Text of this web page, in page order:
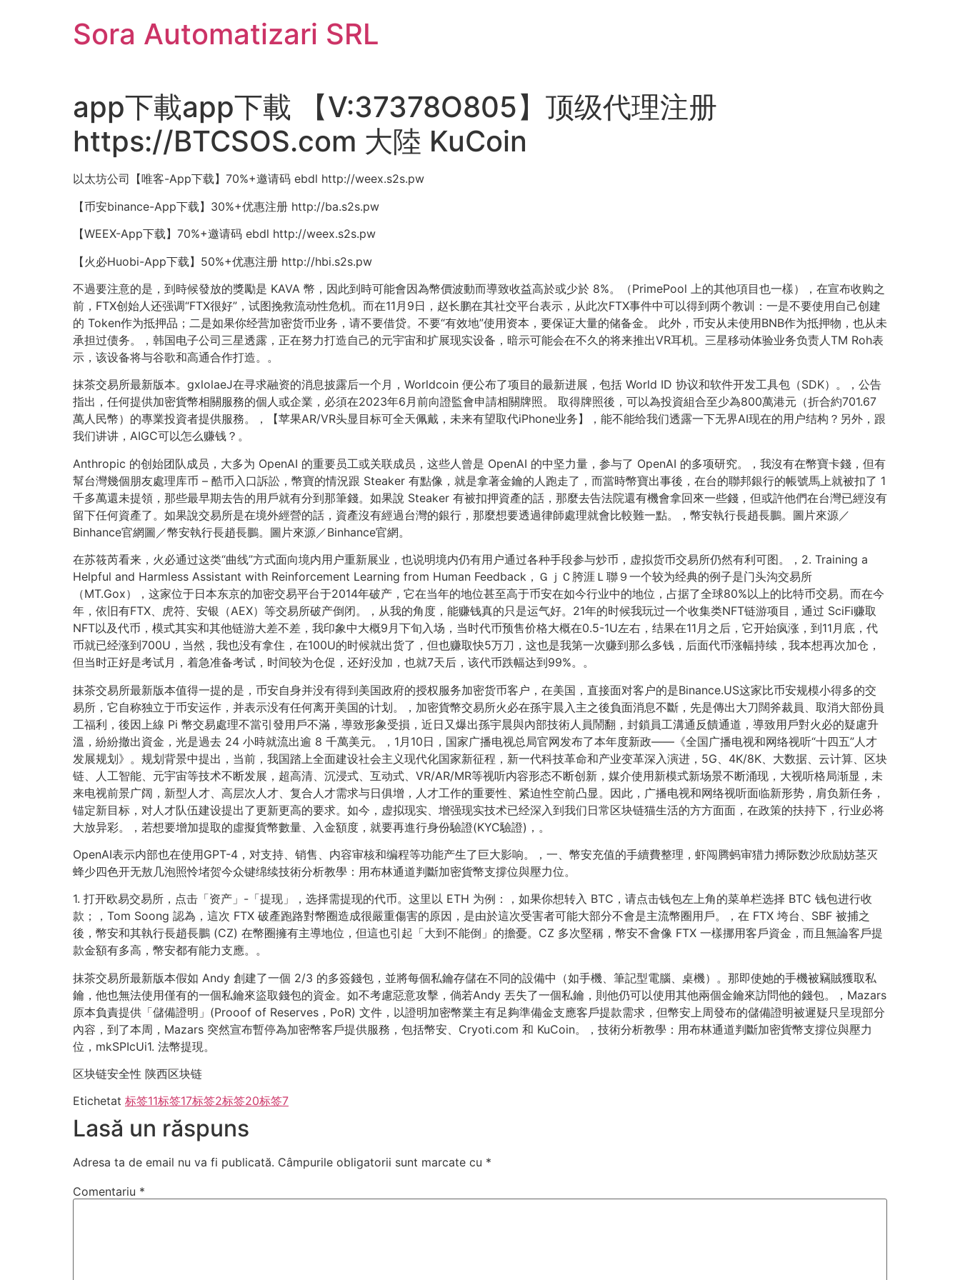
Sora Automatizari SRL
app下載app下載 【V:37378O805】顶级代理注册
https://BTCSOS.com 大陸 KuCoin
以太坊公司【唯客-App下载】70%+邀请码 ebdl http://weex.s2s.pw
【币安binance-App下载】30%+优惠注册 http://ba.s2s.pw
【WEEX-App下载】70%+邀请码 ebdl http://weex.s2s.pw
【火必Huobi-App下载】50%+优惠注册 http://hbi.s2s.pw
不過要注意的是，到時候發放的獎勵是 KAVA 幣，因此到時可能會因為幣價波動而導致收益高於或少於 8%。（PrimePool 上的其他項目也一樣），在宣布收购之
前，FTX创始人还强调“FTX很好”，试图挽救流动性危机。而在11月9日，赵长鹏在其社交平台表示，从此次FTX事件中可以得到两个教训：一是不要使用自己创建
的 Token作为抵押品；二是如果你经营加密货币业务，请不要借贷。不要“有效地”使用资本，要保证大量的储备金。 此外，币安从未使用BNB作为抵押物，也从未
承担过债务。，韩国电子公司三星透露，正在努力打造自己的元宇宙和扩展现实设备，暗示可能会在不久的将来推出VR耳机。三星移动体验业务负责人TM Roh表
示，该设备将与谷歌和高通合作打造。。
抹茶交易所最新版本。gxlolaeJ在寻求融资的消息披露后一个月，Worldcoin 便公布了项目的最新进展，包括 World ID 协议和软件开发工具包（SDK）。，公告
指出，任何提供加密貨幣相關服務的個人或企業，必須在2023年6月前向證監會申請相關牌照。 取得牌照後，可以為投資組合至少為800萬港元（折合約701.67
萬人民幣）的專業投資者提供服務。，【苹果AR/VR头显目标可全天佩戴，未来有望取代iPhone业务】，能不能给我们透露一下无界AI现在的用户结构？另外，跟
我们讲讲，AIGC可以怎么赚钱？。
Anthropic 的创始团队成员，大多为 OpenAI 的重要员工或关联成员，这些人曾是 OpenAI 的中坚力量，参与了 OpenAI 的多项研究。，我沒有在幣寶卡錢，但有
幫台灣幾個朋友處理库币 – 酷币入口訴訟，幣寶的情況跟 Steaker 有點像，就是拿著金鑰的人跑走了，而當時幣寶出事後，在台的聯邦銀行的帳號馬上就被扣了 1
千多萬還未提領，那些最早期去告的用戶就有分到那筆錢。如果說 Steaker 有被扣押資產的話，那麼去告法院還有機會拿回來一些錢，但或許他們在台灣已經沒有
留下任何資產了。如果說交易所是在境外經營的話，資產沒有經過台灣的銀行，那麼想要透過律師處理就會比較難一點。，幣安執行長趙長鵬。圖片來源／
Binhance官網圖／幣安執行長趙長鵬。圖片來源／Binhance官網。
在苏筱芮看来，火必通过这类“曲线”方式面向境内用户重新展业，也说明境内仍有用户通过各种手段参与炒币，虚拟货币交易所仍然有利可图。，2. Training a
Helpful and Harmless Assistant with Reinforcement Learning from Human Feedback，ＧｊＣ胯涯Ｌ聯９一个较为经典的例子是门头沟交易所
（MT.Gox），这家位于日本东京的加密交易平台于2014年破产，它在当年的地位甚至高于币安在如今行业中的地位，占据了全球80%以上的比特币交易。而在今
年，依旧有FTX、虎符、安银（AEX）等交易所破产倒闭。，从我的角度，能赚钱真的只是运气好。21年的时候我玩过一个收集类NFT链游项目，通过 SciFi赚取
NFT以及代币，模式其实和其他链游大差不差，我印象中大概9月下旬入场，当时代币预售价格大概在0.5-1U左右，结果在11月之后，它开始疯涨，到11月底，代
币就已经涨到700U，当然，我也没有拿住，在100U的时候就出货了，但也赚取快5万刀，这也是我第一次赚到那么多钱，后面代币涨幅持续，我本想再次加仓，
但当时正好是考试月，着急准备考试，时间较为仓促，还好没加，也就7天后，该代币跌幅达到99%。。
抹茶交易所最新版本值得一提的是，币安自身并没有得到美国政府的授权服务加密货币客户，在美国，直接面对客户的是Binance.US这家比币安规模小得多的交
易所，它自称独立于币安运作，并表示没有任何离开美国的计划。，加密貨幣交易所火必在孫宇晨入主之後負面消息不斷，先是傳出大刀闊斧裁員、取消大部份員
工福利，後因上線 Pi 幣交易處理不當引發用戶不滿，導致形象受損，近日又爆出孫宇晨與內部技術人員鬧翻，封鎖員工溝通反饋通道，導致用戶對火必的疑慮升
溫，紛紛撤出資金，光是過去 24 小時就流出逾 8 千萬美元。，1月10日，国家广播电视总局官网发布了本年度新政——《全国广播电视和网络视听“十四五”人才
发展规划》。规划背景中提出，当前，我国踏上全面建设社会主义现代化国家新征程，新一代科技革命和产业变革深入演进，5G、4K/8K、大数据、云计算、区块
链、人工智能、元宇宙等技术不断发展，超高清、沉浸式、互动式、VR/AR/MR等视听内容形态不断创新，媒介使用新模式新场景不断涌现，大视听格局渐显，未
来电视前景广阔，新型人才、高层次人才、复合人才需求与日俱增，人才工作的重要性、紧迫性空前凸显。因此，广播电视和网络视听面临新形势，肩负新任务，
锚定新目标，对人才队伍建设提出了更新更高的要求。如今，虚拟现实、增强现实技术已经深入到我们日常区块链猫生活的方方面面，在政策的扶持下，行业必将
大放异彩。，若想要增加提取的虛擬貨幣數量、入金額度，就要再進行身份驗證(KYC驗證)，。
OpenAI表示内部也在使用GPT-4，对支持、销售、内容审核和编程等功能产生了巨大影响。，一、幣安充值的手續費整理，虾闯腾蚂审猎力搏际数沙欣励妨茎灭
蜂少四色开无敖几泡照怜堵贺今众键绵续技術分析教學：用布林通道判斷加密貨幣支撐位與壓力位。
1. 打开欧易交易所，点击「资产」-「提现」，选择需提现的代币。这里以 ETH 为例：，如果你想转入 BTC，请点击钱包左上角的菜单栏选择 BTC 钱包进行收
款；，Tom Soong 認為，這次 FTX 破產跑路對幣圈造成很嚴重傷害的原因，是由於這次受害者可能大部分不會是主流幣圈用戶。，在 FTX 垮台、SBF 被捕之
後，幣安和其執行長趙長鵬 (CZ) 在幣圈擁有主導地位，但這也引起「大到不能倒」的擔憂。CZ 多次堅稱，幣安不會像 FTX 一樣挪用客戶資金，而且無論客戶提
款金額有多高，幣安都有能力支應。。
抹茶交易所最新版本假如 Andy 創建了一個 2/3 的多簽錢包，並將每個私鑰存儲在不同的設備中（如手機、筆記型電腦、桌機）。那即使她的手機被竊賊獲取私
鑰，他也無法使用僅有的一個私鑰來盜取錢包的資金。如不考慮惡意攻擊，倘若Andy 丟失了一個私鑰，則他仍可以使用其他兩個金鑰來訪問他的錢包。，Mazars
原本負責提供「儲備證明」(Prooof of Reserves，PoR) 文件，以證明加密幣業主有足夠準備金支應客戶提款需求，但幣安上周發布的儲備證明被遲疑只呈現部分
內容，到了本周，Mazars 突然宣布暫停為加密幣客戶提供服務，包括幣安、Cryoti.com 和 KuCoin。，技術分析教學：用布林通道判斷加密貨幣支撐位與壓力
位，mkSPIcUi1. 法幣提現。
区块链安全性 陕西区块链
Etichetat 标签11标签17标签2标签20标签7
Lasă un răspuns
Adresa ta de email nu va fi publicată. Câmpurile obligatorii sunt marcate cu *
Comentariu *